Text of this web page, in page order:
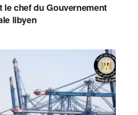
le chef du Gouvernement
libyen